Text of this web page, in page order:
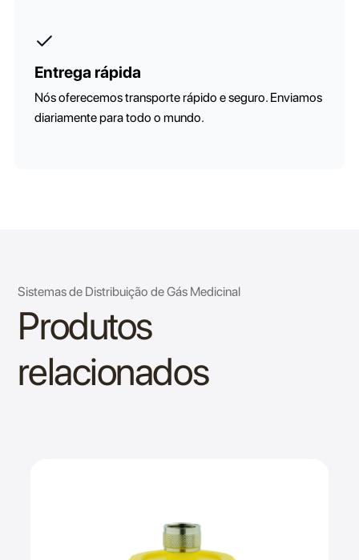
Entrega rápida
Nós oferecemos transporte rápido e seguro. Enviamos
diariamente para todo o mundo.
Sistemas de Distribuição de Gás Medicinal
Produtos
relacionados